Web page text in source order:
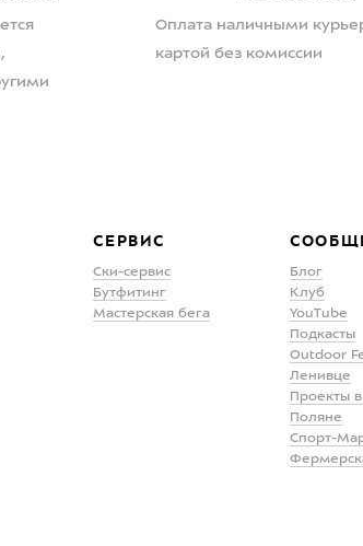
Оплата наличными
картой без комиссии
СЕРВИС
Ски-сервис
Бутфитинг
Мастерская бега
Блог
Клуб
YouTube
Подкасты
Outdoor
Ленивце
Проекты
Поляне
Спорт-